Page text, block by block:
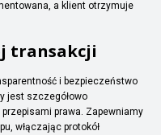
a klient otrzymuje
transakcji
i bezpieczeństwo
jest szczegółowo
prawa. Zapewniamy
włączając protokół